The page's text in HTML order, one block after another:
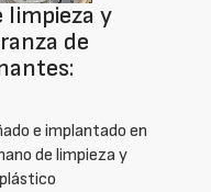
limpieza y
de
e implantado en
de limpieza y